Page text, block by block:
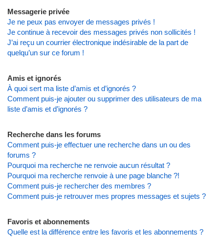
Messagerie privée
Je ne peux pas envoyer de messages privés !
Je continue à recevoir des messages privés non sollicités !
J’ai reçu un courrier électronique indésirable de la part de
quelqu’un sur ce forum !
Amis et ignorés
À quoi sert ma liste d’amis et d’ignorés ?
Comment puis-je ajouter ou supprimer des utilisateurs de ma
liste d’amis et d’ignorés ?
Recherche dans les forums
Comment puis-je effectuer une recherche dans un ou des
forums ?
Pourquoi ma recherche ne renvoie aucun résultat ?
Pourquoi ma recherche renvoie à une page blanche ?!
Comment puis-je rechercher des membres ?
Comment puis-je retrouver mes propres messages et sujets ?
Favoris et abonnements
Quelle est la différence entre les favoris et les abonnements ?